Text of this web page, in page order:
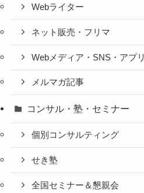
Webライター
ネット販売・フリマ
Webメディア・SNS・アプリ
メルマガ記事
コンサル・塾・セミナー
個別コンサルティング
せき塾
全国セミナー＆懇親会